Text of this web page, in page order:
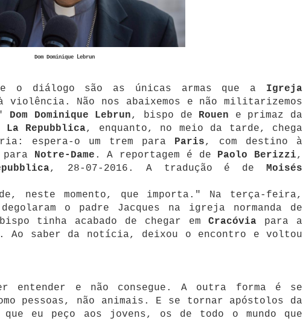
Dom Dominique Lebrun
o diálogo são as únicas armas que a Igreja
violência. Não nos abaixemos e não militarizemos
Dom Dominique Lebrun, bispo de Rouen e primaz da
La Repubblica, enquanto, no meio da tarde, chega
espera-o um trem para Paris, com destino à
Notre-Dame . A reportagem é de Paolo Berizzi,
, 28-07-2016. A tradução é deMoisés
neste momento, que importa." Na terça-feira,
o padre Jacques na igreja normanda de
tinha acabado de chegar emCracóvia para a
. Ao saber da notícia, deixou o encontro e voltou
entender e não consegue. A outra forma é se
pessoas, não animais. E se tornar apóstolos da
eu peço aos jovens, os de todo o mundo que